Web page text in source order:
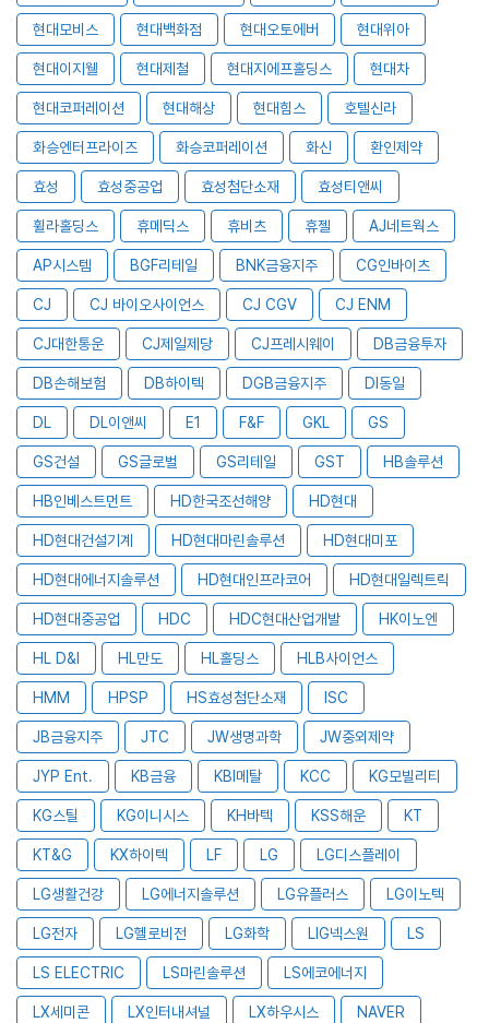
현대모비스 현대백화점 현대오토에버 현대위아
현대이지웰 현대제철 현대지에프홀딩스 현대차
현대코퍼레이션 현대해상 현대힘스 호텔신라
화승엔터프라이즈 화승코퍼레이션 화신 환인제약
효성 효성중공업 효성첨단소재 효성티앤씨
휠라홀딩스 휴메딕스 휴비츠 휴젤 AJ네트웍스
AP시스템 BGF리테일 BNK금융지주 CG인바이츠
CJ CJ 바이오사이언스 CJ CGV CJ ENM
CJ대한통운 CJ제일제당 CJ프레시웨이 DB금융투자
DB손해보험 DB하이텍 DGB금융지주 DI동일
DL DL이앤씨 E1 F&F GKL GS
GS건설 GS글로벌 GS리테일 GST HB솔루션
HB인베스트먼트 HD한국조선해양 HD현대
HD현대건설기계 HD현대마린솔루션 HD현대미포
HD현대에너지솔루션 HD현대인프라코어 HD현대일렉트릭
HD현대중공업 HDC HDC현대산업개발 HK이노엔
HL D&I HL만도 HL홀딩스 HLB사이언스
HMM HPSP HS효성첨단소재 ISC
JB금융지주 JTC JW생명과학 JW중외제약
JYP Ent. KB금융 KBI메탈 KCC KG모빌리티
KG스틸 KG이니시스 KH바텍 KSS해운 KT
KT&G KX하이텍 LF LG LG디스플레이
LG생활건강 LG에너지솔루션 LG유플러스 LG이노텍
LG전자 LG헬로비전 LG화학 LIG넥스원 LS
LS ELECTRIC LS마린솔루션 LS에코에너지
LX세미콘 LX인터내셔널 LX하우시스 NAVER